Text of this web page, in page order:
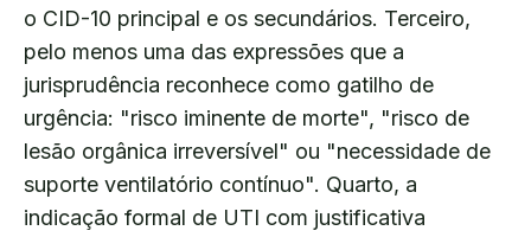
o CID-10 principal e os secundários. Terceiro,
pelo menos uma das expressões que a
jurisprudência reconhece como gatilho de
urgência: "risco iminente de morte", "risco de
lesão orgânica irreversível" ou "necessidade de
suporte ventilatório contínuo". Quarto, a
indicação formal de UTI com justificativa